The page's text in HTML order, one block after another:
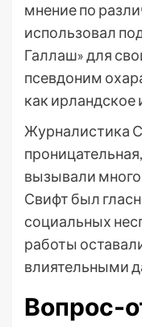
мнение по
использовал
Галлаш» для
псевдоним
как ирландское
Журналистика
вызывали
Свифт был
социальных
работы
влиятельными
Вопрос-